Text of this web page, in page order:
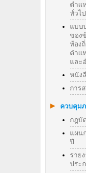
ตำแ
ทั่วไ
แบบ
ของ
ท้อง
ตำแ
และ
หนัง
การ
ควบคุม
กฎบั
แผน
ปี
ราย
ประ